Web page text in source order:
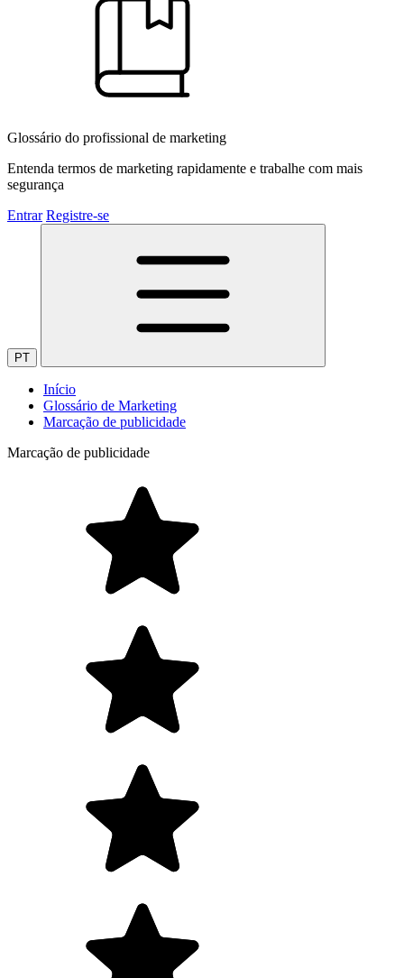
Glossário do profissional de marketing
Entenda termos de marketing rapidamente e trabalhe com mais
segurança
Entrar Registre-se
PT
Início
Glossário de Marketing
Marcação de publicidade
Marcação de publicidade